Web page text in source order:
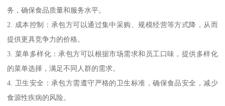
务，确保食品质量和服务水平。
2. 成本控制：承包方可以通过集中采购、规模经营等方式降，从而
提供更具竞争力的价格。
3. 菜单多样化：承包方可以根据市场需求和员工口味，提供多样化
的菜单选择，满足不同人群的需求。
4. 卫生安全：承包方需遵守严格的卫生标准，确保食品安全，减少
食源性疾病的风险。